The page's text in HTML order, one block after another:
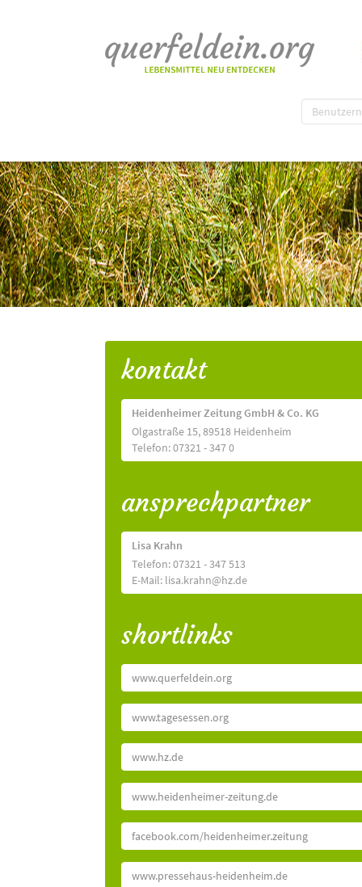
kontakt
Heidenheimer Zeitung GmbH & Co. KG
Olgastraße 15, 89518 Heidenheim
Telefon: 07321 - 347 0
ansprechpartner
Lisa Krahn
Telefon: 07321 - 347 513
E-Mail: lisa.krahn@hz.de
shortlinks
www.querfeldein.org
www.tagesessen.org
www.hz.de
www.heidenheimer-zeitung.de
facebook.com/heidenheimer.zeitung
www.pressehaus-heidenheim.de